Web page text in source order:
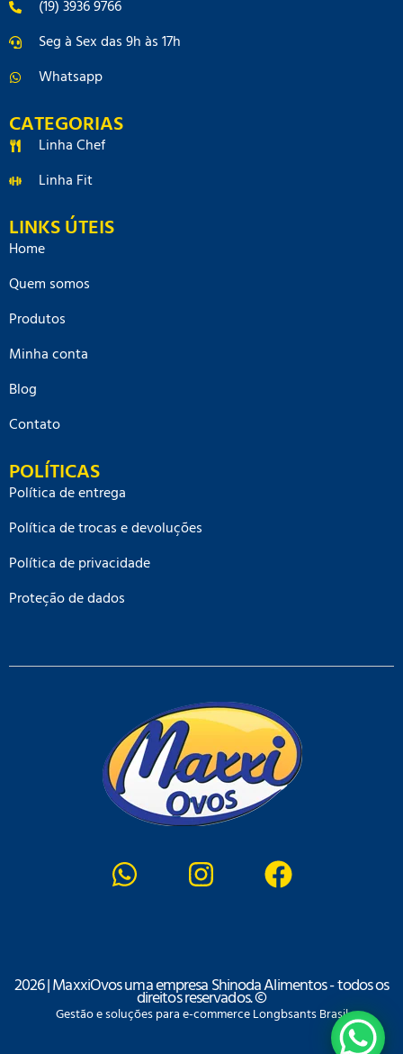
(19) 3936 9766
Seg à Sex das 9h às 17h
Whatsapp
CATEGORIAS
Linha Chef
Linha Fit
LINKS ÚTEIS
Home
Quem somos
Produtos
Minha conta
Blog
Contato
POLÍTICAS
Política de entrega
Política de trocas e devoluções
Política de privacidade
Proteção de dados
2026 | MaxxiOvos uma empresa Shinoda Alimentos - todos os
direitos reservados. ©
Gestão e soluções para e-commerce Longbsants Brasil